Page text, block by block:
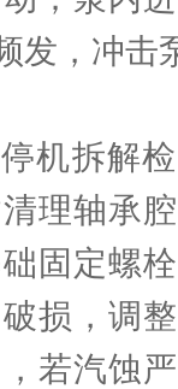
发，冲击
拆解检
理轴承
固定螺
损，调
若汽蚀